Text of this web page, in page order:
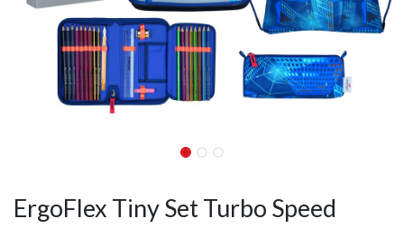
ErgoFlex Tiny Set Turbo Speed